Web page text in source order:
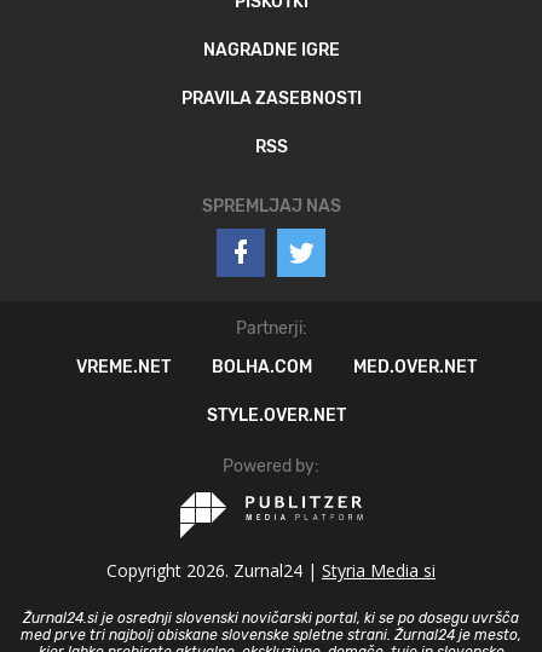
NAGRADNE IGRE
PRAVILA ZASEBNOSTI
RSS
SPREMLJAJ NAS
Partnerji:
VREME.NET
BOLHA.COM MED.OVER.NET
STYLE.OVER.NET
Powered by:
Copyright 2026. Zurnal24 | Styria Media si
Žurnal24.si je osrednji slovenski novičarski portal, ki se po dosegu uvršča
med prve tri najbolj obiskane slovenske spletne strani. Žurnal24 je mesto,